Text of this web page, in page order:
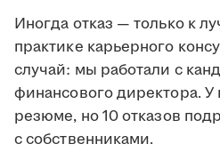
Иногда отказ — только к
практике карьерного
случай: мы работали с
финансового директора.
резюме, но 10 отказов
с собственниками.